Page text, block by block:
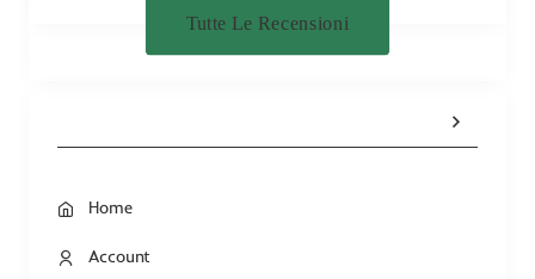
Tutte Le Recensioni
Home
Account